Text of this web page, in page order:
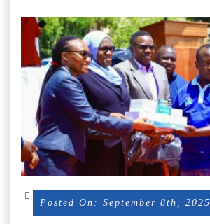
Posted On: September 8th, 2025